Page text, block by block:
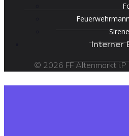
Interner
© 2026 FF Altenmarkt i.P